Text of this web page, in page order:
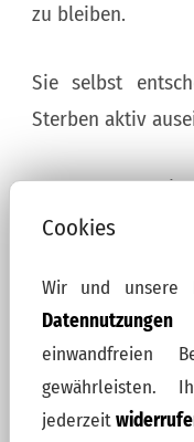
zu bleiben.
Sie selbst
Sterben aktiv
Bewusstes
der uns noch
Gemeinsam
Sterben sich
Was bleibt,
Cookies
Wir und unsere
Datennutzungen
einwandfreien
gewährleisten.
jederzeit